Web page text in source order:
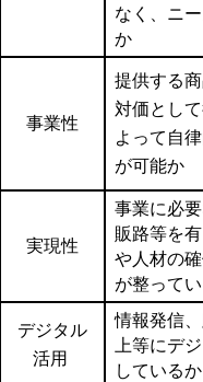
なく、ニ
か
事業性
提供する
対価とし
よって自
が可能か
実現性
事業に必
販路等を
や人材の
が整って
デジタル
活用
情報発信
上等にデ
しているか